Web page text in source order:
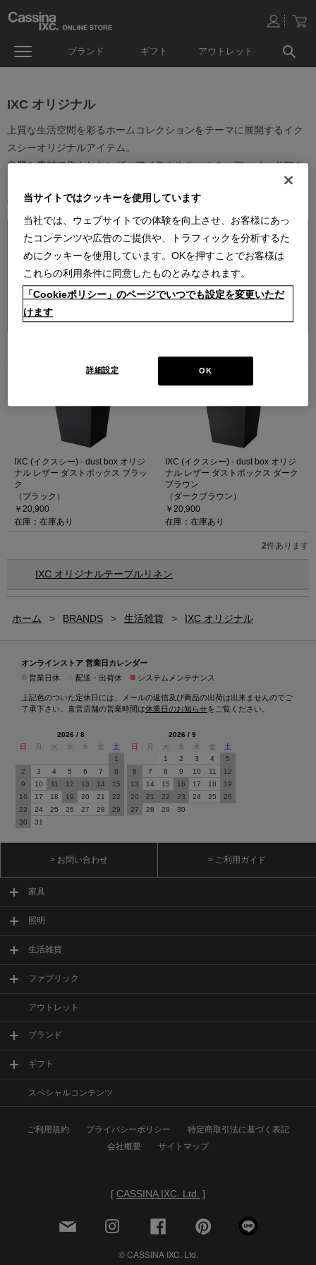
ブランド ギフト アウトレット
IXC オリジナル
上質な生活空間を彩るホームコレクションをテーマに展開するイク
スシーオリジナルアイテム。
良質な素材で作られたレザーアイテムやルームウェア、ベッドアク
ベーシックなデザインは幅広いインテリアにお使い頂けます。
並べ替え：
IXC (イクスシー) - dust box オリジ
ナル レザー ダストボックス ブラッ
ク
（ブラック）
￥20,900
在庫：在庫あり
IXC (イクスシー) - dust box オリジ
ナル レザー ダストボックス ダーク
ブラウン
（ダークブラウン）
￥20,900
在庫：在庫あり
2件あります
IXC オリジナルテーブルリネン
ホーム > BRANDS > 生活雑貨 > IXC オリジナル
オンラインストア 営業日カレンダー
営業日休 配送・出荷休 ■ システムメンテナンス
上記色のついた定休日には、メールの返信及び商品の出荷は出来ませんのでご
了承下さい。直営店舗の営業時間は休業日のお知らせをご覧ください。
2026 / 8
日
月 火 水 木 金
土
1
2
3 4 5 6 7
8
9
10 11 12 13 14
15
16
17 18 19 20 21
22
23
24 25 26 27 28
29
30
31
2026 / 9
日
月 火 水 木 金
土
1
2 3 4
5
6
7 8 9 10 11
12
13
14 15 16 17 18
19
20
21 22 23 24 25
26
27
28 29 30
> お問い合わせ > ご利用ガイド
家具
照明
生活雑貨
ファブリック
アウトレット
ブランド
ギフト
スペシャルコンテンツ
ご利用規約 プライバシーポリシー
特定商取引法に基づく表記
会社概要
サイトマップ
[ CASSINA IXC. Ltd. ]
© CASSINA IXC. Ltd.
当サイトではクッキーを使用しています
当社では、ウェブサイトでの体験を向上させ、お客様にあっ
たコンテンツや広告のご提供や、トラフィックを分析するた
めにクッキーを使用しています。OKを押すことでお客様は
これらの利用条件に同意したものとみなされます。
「Cookieポリシー」のページでいつでも設定を変更いただ
けます
OK
詳細設定